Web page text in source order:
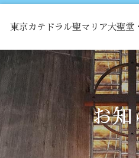
東京カテドラル聖マリア大聖堂
HOME
ミサ
お知らせ
お知